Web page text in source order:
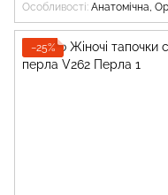
Особливості Анатомічна,
−25%